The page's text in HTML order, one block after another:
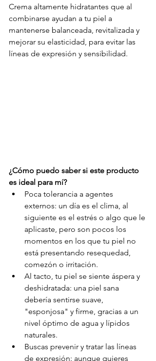
Crema altamente hidratantes que al
combinarse ayudan a tu piel a
mantenerse balanceada, revitalizada y
mejorar su elasticidad, para evitar las
líneas de expresión y sensibilidad.
¿Cómo puedo saber si este producto
es ideal para mí?
Poca tolerancia a agentes
externos: un día es el clima, al
siguiente es el estrés o algo que le
aplicaste, pero son pocos los
momentos en los que tu piel no
está presentando resequedad,
comezón o irritación.
Al tacto, tu piel se siente áspera y
deshidratada: una piel sana
debería sentirse suave,
"esponjosa" y firme, gracias a un
nivel óptimo de agua y lípidos
naturales.
Buscas prevenir y tratar las líneas
de expresión: aunque quieres